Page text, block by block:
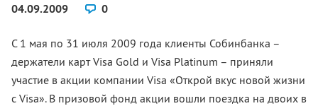
04.09.2009
0
С 1 мая по 31 июля 2009 года клиенты Собинбанка –
держатели карт Visa Gold и Visa Platinum – приняли
участие в акции компании Visa «Открой вкус новой жизни
с Visa». В призовой фонд акции вошли поездка на двоих в